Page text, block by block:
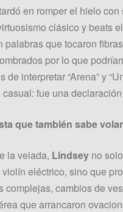
en romper el hielo
clásico y beats
palabras que tocaron
por lo que
de interpretar “Arena” y
casual: fue una
que también sabe volar
la velada, Lindsey no
eléctrico, sino que
complejas, cambios de
que arrancaron